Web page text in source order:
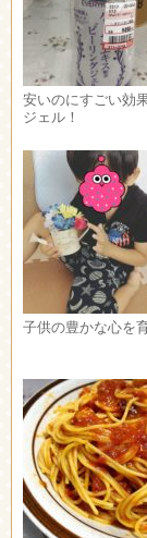
安いのにすごい効
ジェル！
子供の豊かな心を